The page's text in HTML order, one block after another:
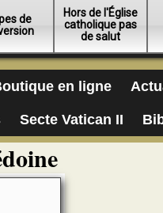
de
Hors de l'Église
catholique pas
de salut
en ligne
Secte Vatican II